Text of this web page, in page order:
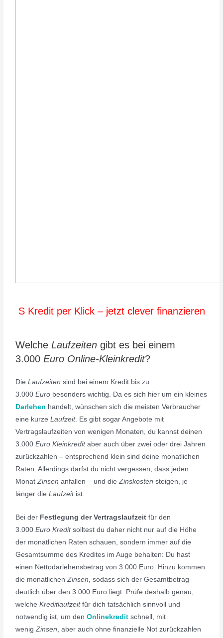
S Kredit per Klick – jetzt clever finanzieren
Welche Laufzeiten gibt es bei einem
3.000 Euro Online-Kleinkredit?
DieLaufzeiten sind bei einem Kredit bis zu
3.000Euro besonders wichtig. Da es sich hier um ein kleines
Darlehen handelt, wünschen sich die meisten Verbraucher
eine kurzeLaufzeit. Es gibt sogar Angebote mit
Vertragslaufzeiten von wenigen Monaten, du kannst deinen
3.000Euro Kleinkreditaber auch über zwei oder drei Jahren
zurückzahlen – entsprechend klein sind deine monatlichen
Raten. Allerdings darfst du nicht vergessen, dass jeden
MonatZinsen anfallen – und dieZinskosten steigen, je
länger dieLaufzeitist.
Bei der Festlegung der Vertragslaufzeit für den
3.000Euro Kreditsolltest du daher nicht nur auf die Höhe
der monatlichen Raten schauen, sondern immer auf die
Gesamtsumme des Kredites im Auge behalten: Du hast
einen Nettodarlehensbetrag von 3.000 Euro. Hinzu kommen
die monatlichenZinsen , sodass sich der Gesamtbetrag
deutlich über den 3.000 Euro liegt. Prüfe deshalb genau,
welcheKreditlaufzeitfür dich tatsächlich sinnvoll und
notwendig ist, um denOnlinekredit schnell, mit
wenigZinsen , aber auch ohne finanzielle Not zurückzahlen